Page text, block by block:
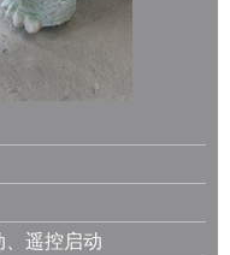
遥控启动